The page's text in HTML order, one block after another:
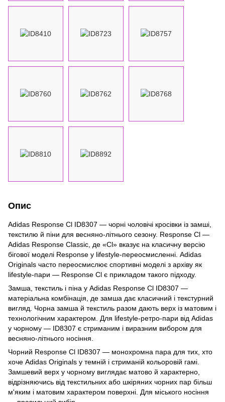
Опис
Adidas Response Cl ID8307 — чорні чоловічі кросівки із замші,
текстилю й піни для весняно-літнього сезону. Response Cl —
Adidas Response Classic, де «Cl» вказує на класичну версію
бігової моделі Response у lifestyle-переосмисленні. Adidas
Originals часто переосмислює спортивні моделі з архіву як
lifestyle-пари — Response Cl є прикладом такого підходу.
Замша, текстиль і піна у Adidas Response Cl ID8307 —
матеріальна комбінація, де замша дає класичний і текстурний
вигляд. Чорна замша й текстиль разом дають верх із матовим і
технологічним характером. Для lifestyle-ретро-пари від Adidas
у чорному — ID8307 є стриманим і виразним вибором для
весняно-літнього носіння.
Чорний Response Cl ID8307 — монохромна пара для тих, хто
хоче Adidas Originals у темній і стриманій кольоровій гамі.
Замшевий верх у чорному виглядає матово й характерно,
відрізняючись від текстильних або шкіряних чорних пар більш
м'яким і матовим характером поверхні. Для міського носіння